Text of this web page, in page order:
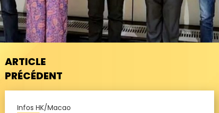
ARTICLE
PRÉCÉDENT
Infos HK/Macao